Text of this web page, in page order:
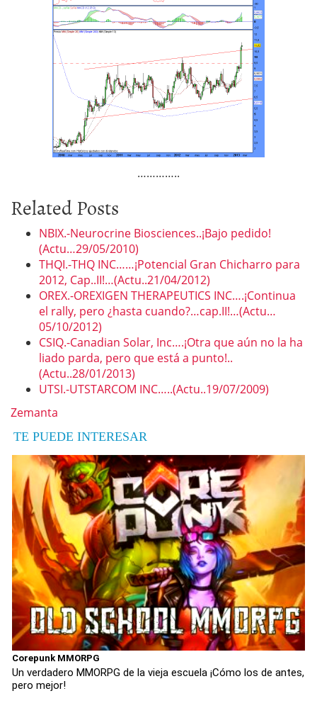
…………..
Related Posts
NBIX.-Neurocrine Biosciences..¡Bajo pedido!
(Actu…29/05/2010)
THQI.-THQ INC……¡Potencial Gran Chicharro para
2012, Cap..II!…(Actu..21/04/2012)
OREX.-OREXIGEN THERAPEUTICS INC….¡Continua
el rally, pero ¿hasta cuando?…cap.II!…(Actu…
05/10/2012)
CSIQ.-Canadian Solar, Inc….¡Otra que aún no la ha
liado parda, pero que está a punto!..
(Actu..28/01/2013)
UTSI.-UTSTARCOM INC…..(Actu..19/07/2009)
Zemanta
TE PUEDE INTERESAR
Corepunk MMORPG
Un verdadero MMORPG de la vieja escuela ¡Cómo los de antes,
pero mejor!